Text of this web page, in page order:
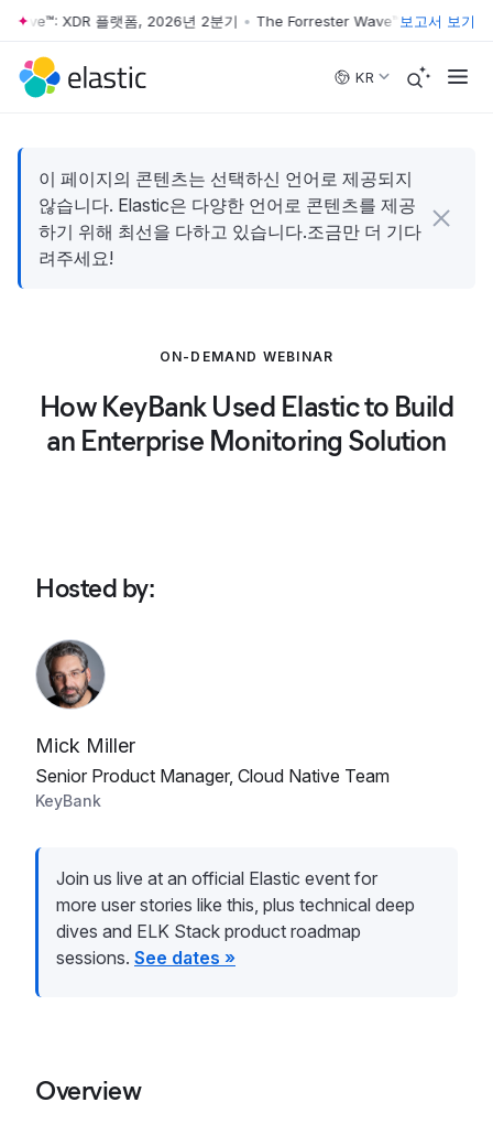
Skip to main content
XDR 플랫폼, 2026년 2분기 • The Forrester Wave™: XDR 플랫폼,
보고서 보기
KR
이 페이지의 콘텐츠는 선택하신 언어로 제공되지
않습니다. Elastic은 다양한 언어로 콘텐츠를 제공
하기 위해 최선을 다하고 있습니다.조금만 더 기다
려주세요!
ON-DEMAND WEBINAR
How KeyBank Used Elastic to Build
an Enterprise Monitoring Solution
Hosted by:
Mick Miller
Senior Product Manager, Cloud Native Team
KeyBank
Join us live at an official Elastic event for
more user stories like this, plus technical deep
dives and ELK Stack product roadmap
sessions. See dates »
Overview